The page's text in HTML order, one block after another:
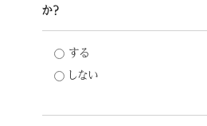
か？
する
しない